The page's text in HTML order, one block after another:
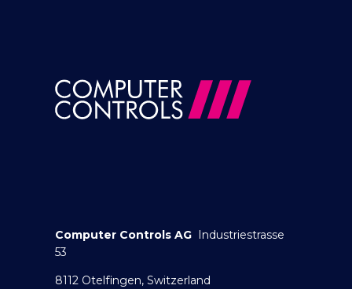
Computer Controls AG Industriestrasse
53
8112 Otelfingen, Switzerland